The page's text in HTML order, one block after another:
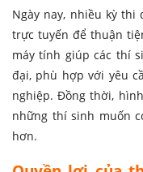
Ngày nay, nhiều kỳ
trực tuyến để thuận
máy tính giúp các thí
đại, phù hợp với yêu
nghiệp. Đồng thời,
những thí sinh muốn
hơn.